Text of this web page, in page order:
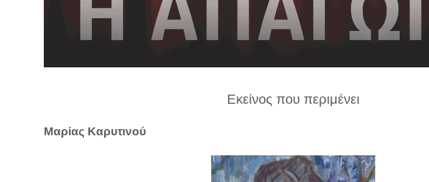
Εκείνος που περιμένει
Μαρίας Καρυτινού